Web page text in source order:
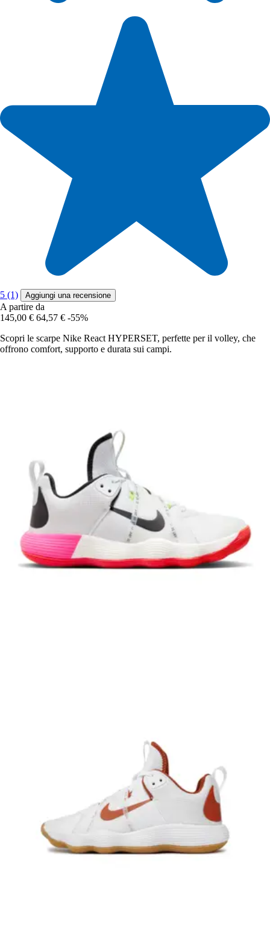
5 (1) Aggiungi una recensione
A partire da
145,00 € 64,57 € -55%
Scopri le scarpe Nike React HYPERSET, perfette per il volley, che
offrono comfort, supporto e durata sui campi.